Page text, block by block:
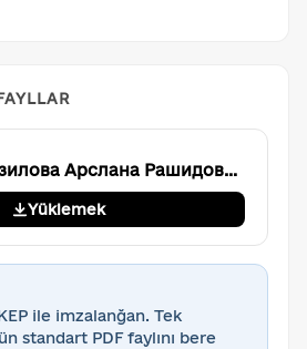
Заява Фазилова Арслана Рашидовича про ознайомлення з внутрішніми документами організації та відсутність конфлікту інтересів
Yüklemek
ile imzalanğan. Tek
standart PDF faylını bere